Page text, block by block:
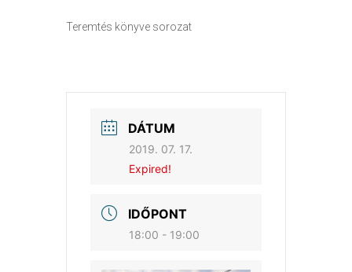
Teremtés könyve sorozat
DÁTUM
2019. 07. 17.
Expired!
IDŐPONT
18:00 - 19:00